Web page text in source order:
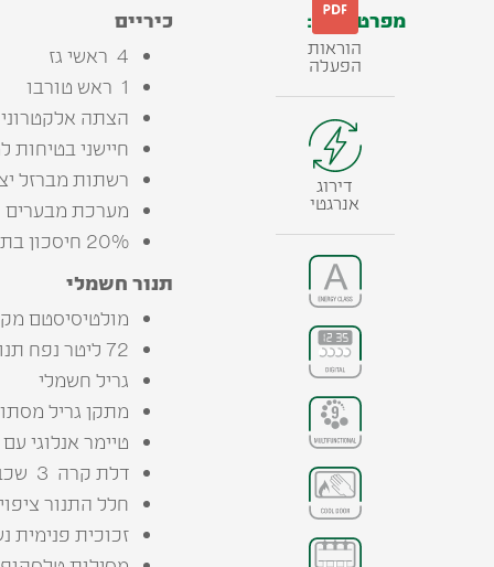
מפרט טכני:
כיריים
4 ‭ ‬ראשי‭ ‬גז‭ ‬
1 ‭ ‬ראש‭ ‬טורבו
הצתה‭ ‬אלקטרונית‭ ‬מובנה
חיישני‭ ‬בטיחות‭ ‬למניעת‭ ‬דליפת‭ ‬גז
רשתות‭ ‬מברזל‭ ‬יצוק
מערכת‭ ‬מבערים‭ ‬ננעלים‭ ‬מסוג‭ ‬SABAF3‭ ‬איטליה
20% חיסכון בתצרוכת הגז
תנור‭ ‬חשמלי
מולטיסיסטם מקצועי 9 תוכניות אפיה
72 ליטר נפח תנור
גריל‭ ‬חשמלי
מתקן‭ ‬גריל‭ ‬מסתובב
טיימר‭ ‬אנלוגי‭ ‬עם‭ ‬תכנות‭ ‬עתידי
דלת‭ ‬קרה‭ ‬ 3 ‭ ‬שכבות‭ ‬זכוכית
חלל‭ ‬התנור‭ ‬ציפוי‭ ‬קריסטלי‭ ‬כחול‭ ‬קל‭ ‬לניקוי
זכוכית‭ ‬פנימית‭ ‬נשלפת‭) ‬ע”י‭ ‬טכנאי‭ ‬בלבד‭(‬
הוראות
הפעלה
דירוג
אנרגטי